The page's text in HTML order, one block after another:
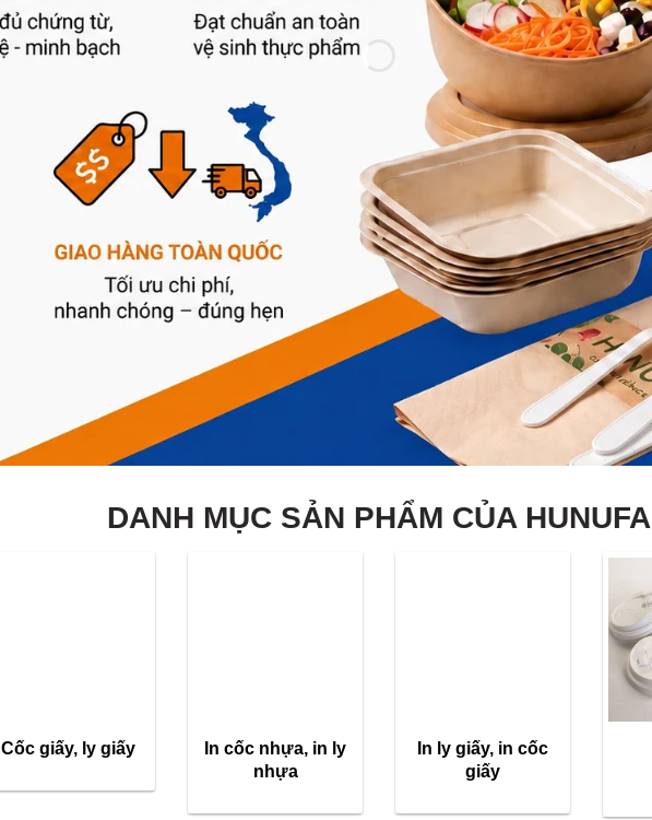
DANH MỤC SẢN PHẨM CỦA HUNUFA
Cốc giấy, ly giấy
In cốc nhựa, in ly
nhựa
In ly giấy, in cốc
giấy